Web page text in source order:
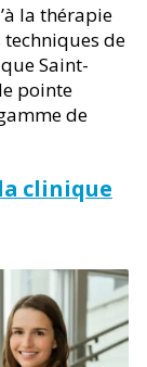
la thérapie
techniques de
Saint-
pointe
de
clinique